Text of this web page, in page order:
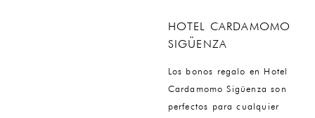
HOTEL CARDAMOMO
SIGÜENZA
Los bonos regalo en Hotel
Cardamomo Sigüenza son
perfectos para cualquier